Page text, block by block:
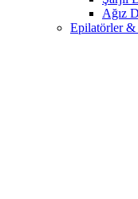
Ağız
Epilatörler &